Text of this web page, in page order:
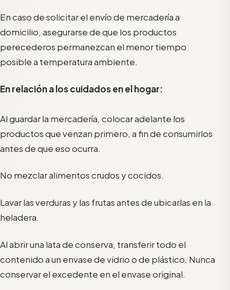
En caso de solicitar el envío de mercadería a
domicilio, asegurarse de que los productos
perecederos permanezcan el menor tiempo
posible a temperatura ambiente.
En relación a los cuidados en el hogar:
Al guardar la mercadería, colocar adelante los
productos que venzan primero, a fin de consumirlos
antes de que eso ocurra.
No mezclar alimentos crudos y cocidos.
Lavar las verduras y las frutas antes de ubicarlas en la
heladera.
Al abrir una lata de conserva, transferir todo el
contenido a un envase de vidrio o de plástico. Nunca
conservar el excedente en el envase original.